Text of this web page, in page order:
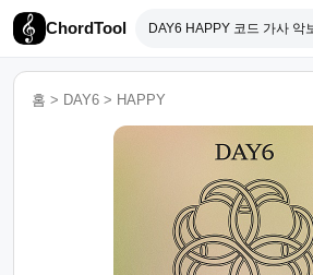
ChordTool
홈 > DAY6 > HAPPY